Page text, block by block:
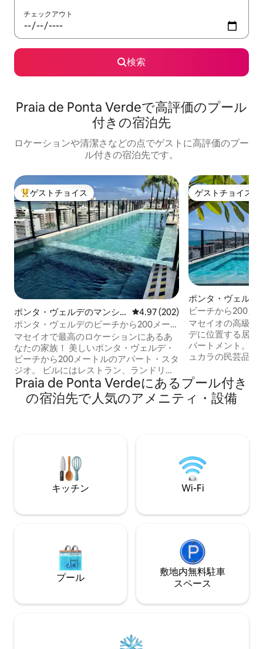
チェックアウト
検索
Praia de Ponta Verdeで高評価のプール
付きの宿泊先
ロケーションや清潔さなどの点でゲストに高評価のプー
ル付きの宿泊先です。
大好評のゲストチョイスです。
ゲストチョイス
ポンタ・ヴェルデのマンシ
ョン・アパート
レビュー202件、5つ星中4.97つ
4.97 (202)
ポンタ・ヴェルデのビーチから200メート
ルのスタジオ
マセイオで最高のロケーションにあるあ
なたの家族！ 美しいポンタ・ヴェルデ・
ビーチから200メートルのアパート・スタ
ジオ。 ビルにはレストラン、ランドリ
ー、コンビニ、バー、カフェ、パン屋が
あります。 さらに、スーパーマーケッ
ト、薬局、そしてあなたとあなたの家族
名様が快適にご宿泊いただけます。 ビル
にはプール、ゲームルーム、サウナ、ジ
ャグジー、ジム、ラウンジがあります。
ゲストチョイス
ゲストチョイス
ポンタ・ヴェルデ
ン・アパート
ビーチから200メ
Time - Apt 417
マセイオの高級住
デに位置する居心
パートメント。
ュカラの民芸品
ン、スーパーマー
モールに近い、
しています。 スタジオには、スマートテ
ドイッチメーカー
ワイングラスが備
Praia de Ponta Verdeにあるプール付き
の宿泊先で人気のアメニティ・設備
キッチン Wi-Fi
プール
敷地内無料駐⁠車
ス⁠ペ⁠ー⁠ス